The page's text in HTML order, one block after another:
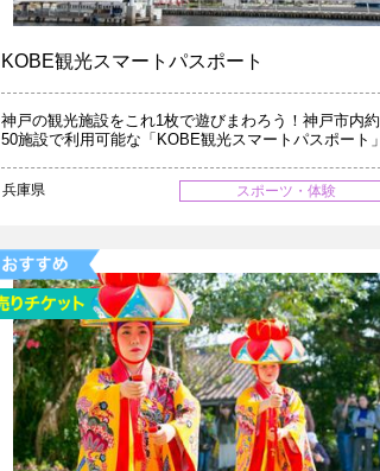
KOBE観光スマートパスポート
神戸の観光施設をこれ1枚で遊びまわろう！神戸市内約
50施設で利用可能な「KOBE観光スマートパスポート」
兵庫県 スポーツ・体験